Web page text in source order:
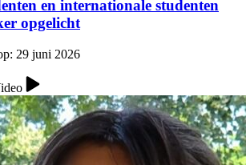
en internationale studenten
opgelicht
29 juni 2026